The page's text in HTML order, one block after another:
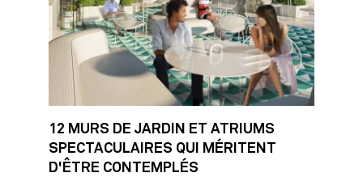
12 MURS DE JARDIN ET ATRIUMS
SPECTACULAIRES QUI MÉRITENT
D'ÊTRE CONTEMPLÉS